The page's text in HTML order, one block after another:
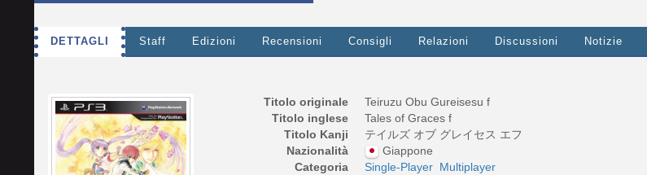
DETTAGLI Staff Edizioni Recensioni Consigli Relazioni Discussioni Notizie
Titolo originale
Teiruzu Obu Gureisesu f
Titolo inglese
Tales of Graces f
Titolo Kanji
テイルズ オブ グレイセス エフ
Nazionalità
Giappone
Categoria
Single-Player Multiplayer